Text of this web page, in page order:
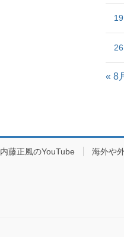
19
26
« 8
内藤正風のYouTube
海外や